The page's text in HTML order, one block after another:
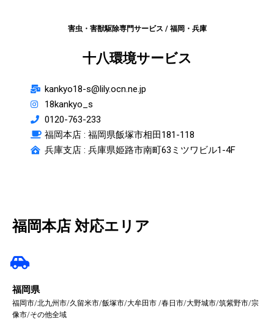
害虫・害獣駆除専門サービス / 福岡・兵庫
十八環境サービス
kankyo18-s@lily.ocn.ne.jp
18kankyo_s
0120-763-233
福岡本店 : 福岡県飯塚市相田181-118
兵庫支店 : 兵庫県姫路市南町63ミツワビル1-4F
福岡本店 対応エリア
福岡県
福岡市/北九州市/久留米市/飯塚市/大牟田市 /春日市/大野城市/筑紫野市/宗
像市/その他全域